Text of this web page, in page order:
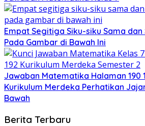
Empat Segitiga Siku-siku Sama
Pada Gambar di Bawah Ini
Jawaban Matematika Halaman 190
Kurikulum Merdeka Perhatikan
Bawah
Berita Terbaru